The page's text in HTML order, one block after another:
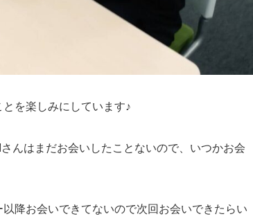
を楽しみにしています♪
んはまだお会いしたことないので、いつかお会
降お会いできてないので次回お会いできたらい